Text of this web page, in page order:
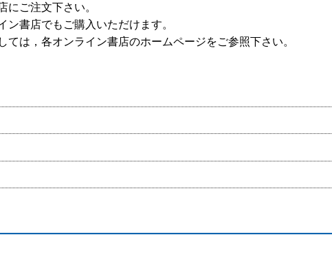
にご注文下さい。
ン書店でもご購入いただけます。
ては，各オンライン書店のホームページをご参照下さい。